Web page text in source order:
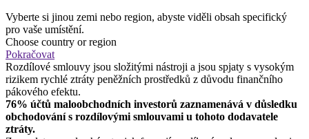
Vyberte si jinou zemi nebo region, abyste viděli obsah specifický
pro vaše umístění.
Choose country or region
Pokračovat
Rozdílové smlouvy jsou složitými nástroji a jsou spjaty s vysokým
rizikem rychlé ztráty peněžních prostředků z důvodu finančního
pákového efektu.
76% účtů maloobchodních investorů zaznamenává v důsledku
obchodování s rozdílovými smlouvami u tohoto dodavatele
ztráty.